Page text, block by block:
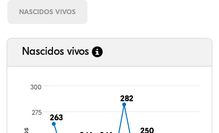
NASCIDOS VIVOS
Nascidos vivos
263
263
282
282
250
250
275
300